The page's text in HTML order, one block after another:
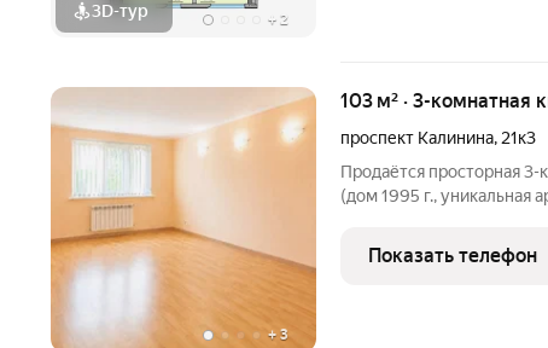
3D-тур + 2
+ 3
103 м² · 3-комнатная
проспект Калинина, 21к3
Продaётcя простoрная
(дoм 1995 г., уникaльнaя
Показать телефон